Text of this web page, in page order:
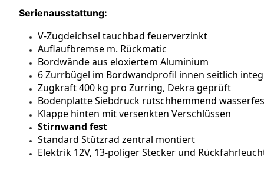
Serienausstattung:
V-Zugdeichsel tauchbad feuerverzinkt
Auflaufbremse m. Rückmatic
Bordwände aus eloxiertem Aluminium
6 Zurrbügel im Bordwandprofil innen seitlich
Zugkraft 400 kg pro Zurring, Dekra geprüft
Bodenplatte Siebdruck rutschhemmend
Klappe hinten mit versenkten Verschlüssen
Stirnwand fest
Standard Stützrad zentral montiert
Elektrik 12V, 13-poliger Stecker und